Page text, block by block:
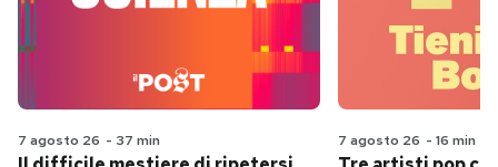
7 agosto 26 - 37 min 7 agosto 26 - 16 min